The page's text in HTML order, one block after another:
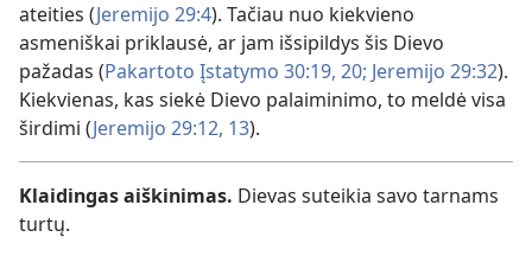
ateities (Jeremijo 29:4). Tačiau nuo kiekvieno
asmeniškai priklausė, ar jam išsipildys šis Dievo
pažadas (Pakartoto Įstatymo 30:19, 20; Jeremijo 29:32).
Kiekvienas, kas siekė Dievo palaiminimo, to meldė visa
širdimi (Jeremijo 29:12, 13).
Klaidingas aiškinimas. Dievas suteikia savo tarnams
turtų.